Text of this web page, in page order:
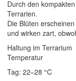
Durch den
Terrarien.
Die Blüten
und wirken zart,
Haltung im Terrarium
Temperatur
Tag: 22–28 °C